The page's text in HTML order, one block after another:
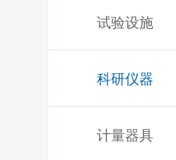
试验设施
科研仪器
计量器具